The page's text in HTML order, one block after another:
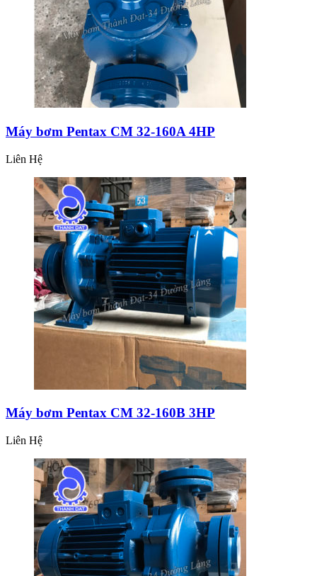
Máy bơm Pentax CM 32-160A 4HP
Liên Hệ
Máy bơm Pentax CM 32-160B 3HP
Liên Hệ